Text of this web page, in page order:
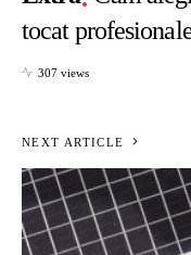
tocat
307 views
NEXT ARTICLE